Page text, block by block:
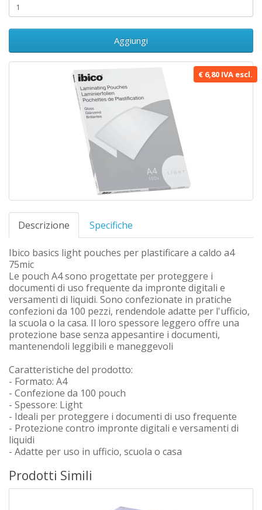
€ 6,80 IVA escl.
Descrizione Specifiche
Ibico basics light pouches per plastificare a caldo a4
75mic
Le pouch A4 sono progettate per proteggere i
documenti di uso frequente da impronte digitali e
versamenti di liquidi. Sono confezionate in pratiche
confezioni da 100 pezzi, rendendole adatte per l'ufficio,
la scuola o la casa. Il loro spessore leggero offre una
protezione base senza appesantire i documenti,
mantenendoli leggibili e maneggevoli
Caratteristiche del prodotto:
- Formato: A4
- Confezione da 100 pouch
- Spessore: Light
- Ideali per proteggere i documenti di uso frequente
- Protezione contro impronte digitali e versamenti di
liquidi
- Adatte per uso in ufficio, scuola o casa
Aggiungi
Prodotti Simili